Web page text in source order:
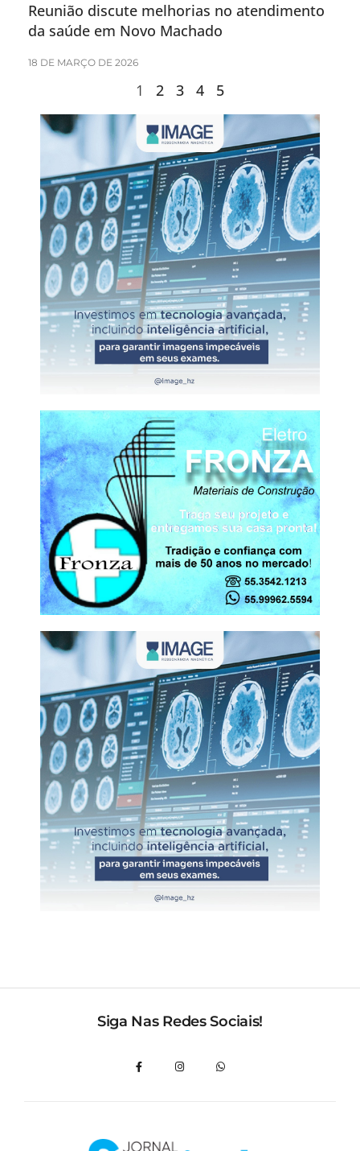
Reunião discute melhorias no atendimento
da saúde em Novo Machado
18 DE MARÇO DE 2026
1 2 3 4 5
Siga Nas Redes Sociais!